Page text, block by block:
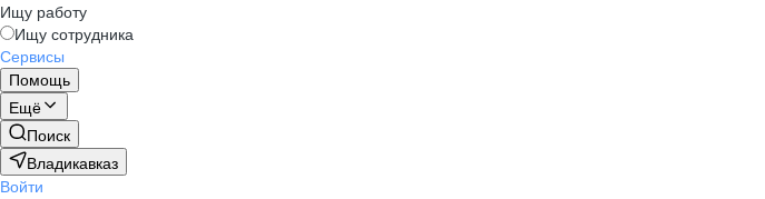
Ищу работу
Ищу сотрудника
Сервисы
Помощь
Ещё
Поиск
Владикавказ
Войти